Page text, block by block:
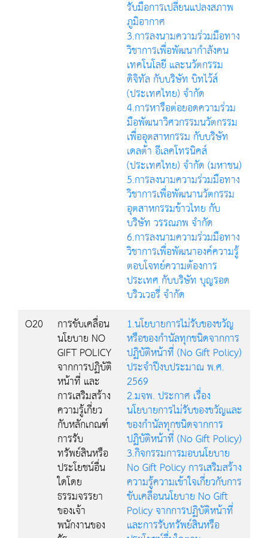
รับมือการเปลี่ยนแปลงสภาพ
ภูมิอากาศ
3.การลงนามความร่วมมือทาง
วิชาการเพื่อพัฒนากำลังคน
เทคโนโลยี และนวัตกรรม
ดิจิทัล กับบริษัท บิทไว้ส์
(ประเทศไทย) จำกัด
4.การหารือต่อยอดความร่วม
มือพัฒนาวิศวกรรมนวัตกรรม
เพื่ออุตสาหกรรม กับบริษัท
เดลต้า อีเลคโทรนิคส์
(ประเทศไทย) จำกัด (มหาชน)
5.การลงนามความร่วมมือทาง
วิชาการเพื่อพัฒนานวัตกรรม
อุตสาหกรรมข้าวไทย กับ
บริษัท วรรณภพ จำกัด
6.การลงนามความร่วมมือทาง
วิชาการเพื่อพัฒนาองค์ความรู้
ตอบโจทย์ความต้องการ
ประเทศ กับบริษัท บุญรอด
บริวเวอรี่ จำกัด
O20
การขับเคลื่อน
นโยบาย NO
GIFT POLICY
จากการปฏิบัติ
หน้าที่ และ
การเสริมสร้าง
ความรู้เกี่ยว
กับหลักเกณฑ์
การรับ
ทรัพย์สินหรือ
ประโยชน์อื่น
ใดโดย
ธรรมจรรยา
ของเจ้า
พนักงานของ
1.นโยบายการไม่รับของขวัญ
หรือของกำนัลทุกชนิดจากการ
ปฏิบัติหน้าที่ (No Gift Policy)
ประจำปีงบประมาณ พ.ศ.
2569
2.มจพ. ประกาศ เรื่อง
นโยบายการไม่รับของขวัญและ
ของกำนัลทุกชนิดจากการ
ปฏิบัติหน้าที่ (No Gift Policy)
3.กิจกรรมการมอบนโยบาย
No Gift Policy การเสริมสร้าง
ความรู้ความเข้าใจเกี่ยวกับการ
ขับเคลื่อนนโยบาย No Gift
Policy จากการปฏิบัติหน้าที่
และการรับทรัพย์สินหรือ